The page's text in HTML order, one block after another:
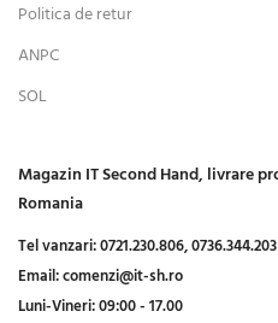
Politica de retur
ANPC
SOL
Magazin IT Second Hand, livrare
Romania
Tel vanzari:0721.230.806,0736.344.203
Email:comenzi@it-sh.ro
Luni-Vineri:09:00 - 17.00